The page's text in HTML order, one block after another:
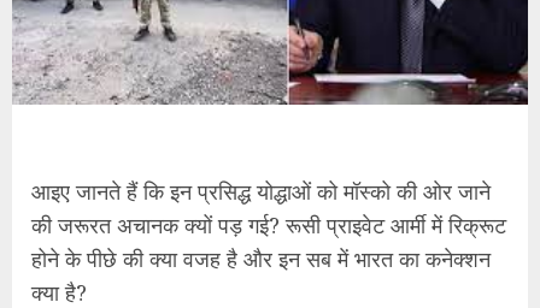
आइए जानते हैं कि इन प्रसिद्ध योद्धाओं को मॉस्को की ओर जाने
की जरूरत अचानक क्यों पड़ गई? रूसी प्राइवेट आर्मी में रिक्रूट
होने के पीछे की क्या वजह है और इन सब में भारत का कनेक्शन
क्या है?